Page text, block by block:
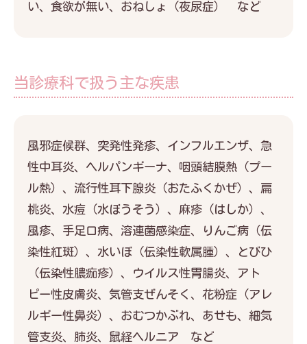
い、食欲が無い、おねしょ（夜尿症） など
当診療科で扱う主な疾患
風邪症候群、突発性発疹、インフルエンザ、急
性中耳炎、ヘルパンギーナ、咽頭結膜熱（プー
ル熱）、流行性耳下腺炎（おたふくかぜ）、扁
桃炎、水痘（水ぼうそう）、麻疹（はしか）、
風疹、手足口病、溶連菌感染症、りんご病（伝
染性紅斑）、水いぼ（伝染性軟属腫）、とびひ
（伝染性膿痂疹）、ウイルス性胃腸炎、アト
ピー性皮膚炎、気管支ぜんそく、花粉症（アレ
ルギー性鼻炎）、おむつかぶれ、あせも、細気
管支炎、肺炎、鼠経ヘルニア など